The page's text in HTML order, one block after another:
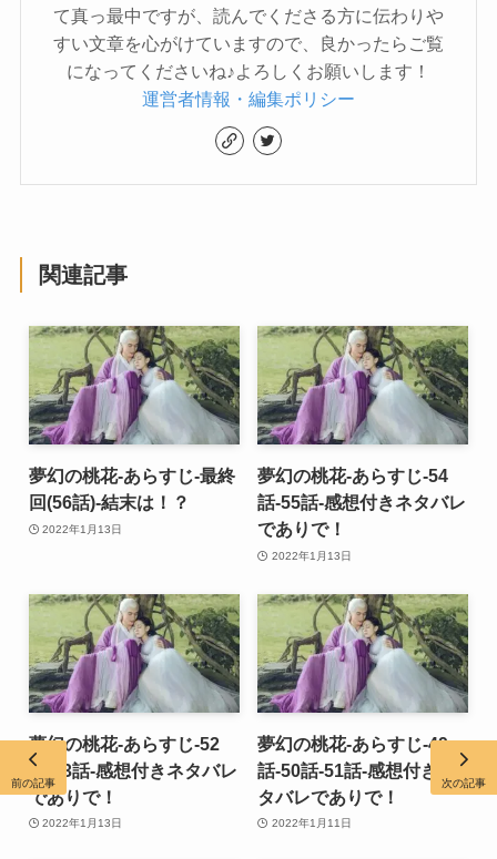
て真っ最中ですが、読んでくださる方に伝わりや
すい文章を心がけていますので、良かったらご覧
になってくださいね♪よろしくお願いします！
運営者情報・編集ポリシー
関連記事
夢幻の桃花-あらすじ-最終
回(56話)-結末は！？
2022年1月13日
夢幻の桃花-あらすじ-54
話-55話-感想付きネタバレ
でありで！
2022年1月13日
夢幻の桃花-あらすじ-52
話-53話-感想付きネタバレ
でありで！
2022年1月13日
夢幻の桃花-あらすじ-49
話-50話-51話-感想付きネ
タバレでありで！
2022年1月11日
前の記事 次の記事